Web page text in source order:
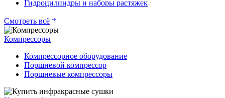
Гидроцилиндры и наборы растяжек
Смотреть всё
Компрессоры
Компрессорное оборудование
Поршневой компрессор
Поршневые компрессоры